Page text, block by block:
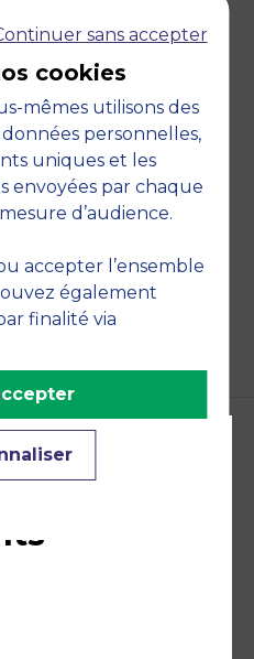
and
sans accepter
cookies
mêmes utilisons des
personnelles,
uniques et les
envoyées par chaque
d’audience.
accepter l’ensemble
également
finalité via